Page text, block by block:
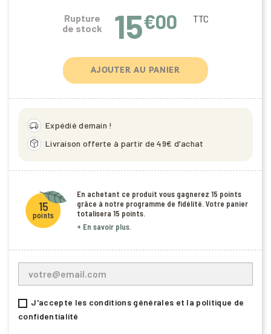
Rupture
de stock
15€00 TTC
AJOUTER AU PANIER
delivery_truck_speed Expédié demain !
package_2 Livraison offerte à partir de 49€ d'achat
15
points
En achetant ce produit vous gagnerez 15 points
grâce à notre programme de fidélité. Votre panier
totalisera 15 points.
+ En savoir plus.
J'accepte les conditions générales et la politique de
confidentialité